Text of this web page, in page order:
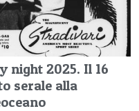
night 2025. Il 16
serale alla